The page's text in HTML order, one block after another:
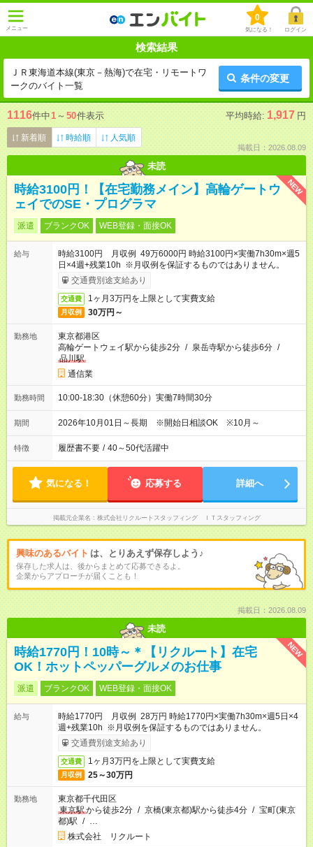
メニュー
0
気になる！ ログイン
検索結果
ＪＲ東海道本線(東京－熱海)で在宅・リモートワ
ークのバイト一覧
条件の変更
1116件中1 ～ 50件表示 平均時給: 1,917 円
新着順 時給順 人気順
掲載日：2026.08.09
未読
NEW
時給3100円！【在宅勤務メイン】高輪ゲートウ
ェイでのSE・プログラマ
派遣 ブランクOK WEB登録・面接OK
給与
時給3100円 月収例 49万6000円 時給3100円×実働7h30m×週5
日×4週+残業10h ※月収例を保証するものではありません。
交通費別途支給あり
交通費 1ヶ月3万円を上限として実費支給
月収例 30万円～
勤務地
東京都港区
高輪ゲートウェイ駅から徒歩2分 / 泉岳寺駅から徒歩6分 /
品川駅
通信業
勤務時間 10:00-18:30（休憩60分）実働7時間30分
期間 2026年10月01日～長期 ※開始日相談OK ※10月～
特徴 履歴書不要 / 40～50代活躍中
気になる！ 応募する 詳細へ
掲載元企業名 株式会社リクルートスタッフィング ＩＴスタッフィング
興味のあるバイト は、とりあえず保存しよう♪
保存した求人は、後からまとめて応募できるよ。
企業からアプローチが届くことも！
掲載日：2026.08.09
未読
NEW
時給1770円！10時～＊【リクルート】在宅
OK！ホットペッパーグルメのお仕事
派遣 ブランクOK WEB登録・面接OK
給与
時給1770円 月収例 28万円 時給1770円×実働7h30m×週5日×4
週+残業10h ※月収例を保証するものではありません。
交通費別途支給あり
交通費 1ヶ月3万円を上限として実費支給
月収例 25～30万円
勤務地
東京都千代田区
東京駅から徒歩2分 / 京橋(東京都)駅から徒歩4分 / 宝町(東京
都)駅 / …
株式会社 リクルート